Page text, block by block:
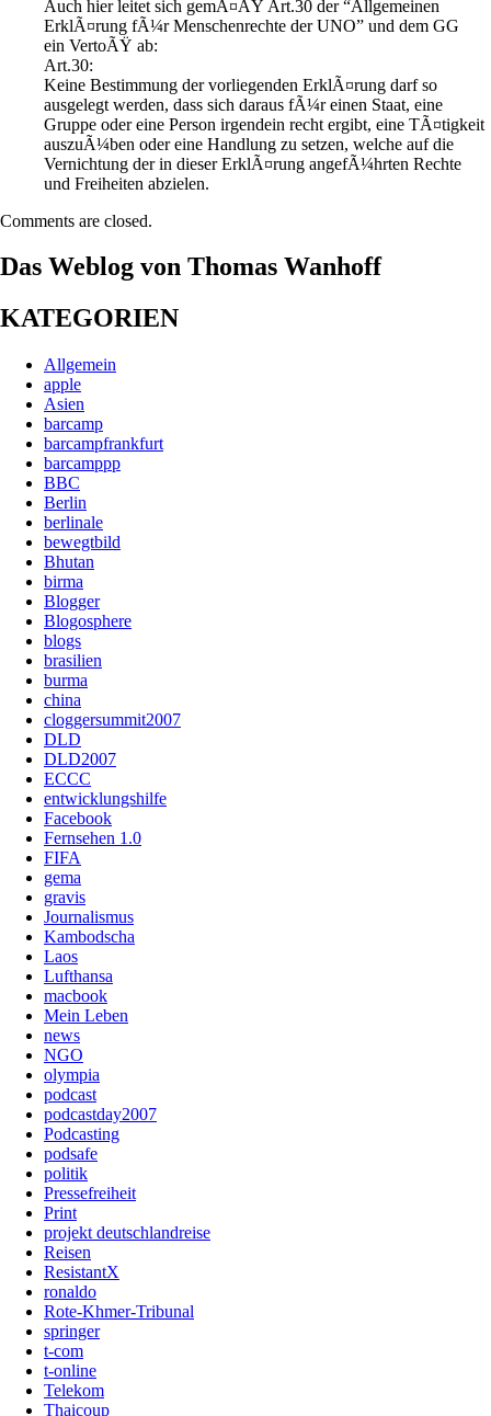
Auch hier leitet sich gemÃ¤ÃŸ Art.30 der “Allgemeinen
ErklÃ¤rung fÃ¼r Menschenrechte der UNO” und dem GG
ein VertoÃŸ ab:
Art.30:
Keine Bestimmung der vorliegenden ErklÃ¤rung darf so
ausgelegt werden, dass sich daraus fÃ¼r einen Staat, eine
Gruppe oder eine Person irgendein recht ergibt, eine TÃ¤tigkeit
auszuÃ¼ben oder eine Handlung zu setzen, welche auf die
Vernichtung der in dieser ErklÃ¤rung angefÃ¼hrten Rechte
und Freiheiten abzielen.
Comments are closed.
Das Weblog von Thomas Wanhoff
KATEGORIEN
Allgemein
apple
Asien
barcamp
barcampfrankfurt
barcamppp
BBC
Berlin
berlinale
bewegtbild
Bhutan
birma
Blogger
Blogosphere
blogs
brasilien
burma
china
cloggersummit2007
DLD
DLD2007
ECCC
entwicklungshilfe
Facebook
Fernsehen 1.0
FIFA
gema
gravis
Journalismus
Kambodscha
Laos
Lufthansa
macbook
Mein Leben
news
NGO
olympia
podcast
podcastday2007
Podcasting
podsafe
politik
Pressefreiheit
Print
projekt deutschlandreise
Reisen
ResistantX
ronaldo
Rote-Khmer-Tribunal
springer
t-com
t-online
Telekom
Thaicoup